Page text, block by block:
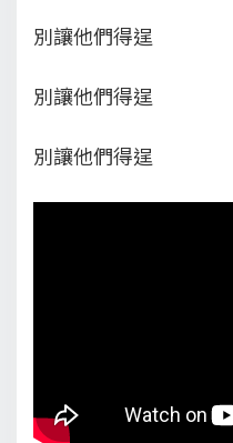
別讓他們得逞
別讓他們得逞
別讓他們得逞